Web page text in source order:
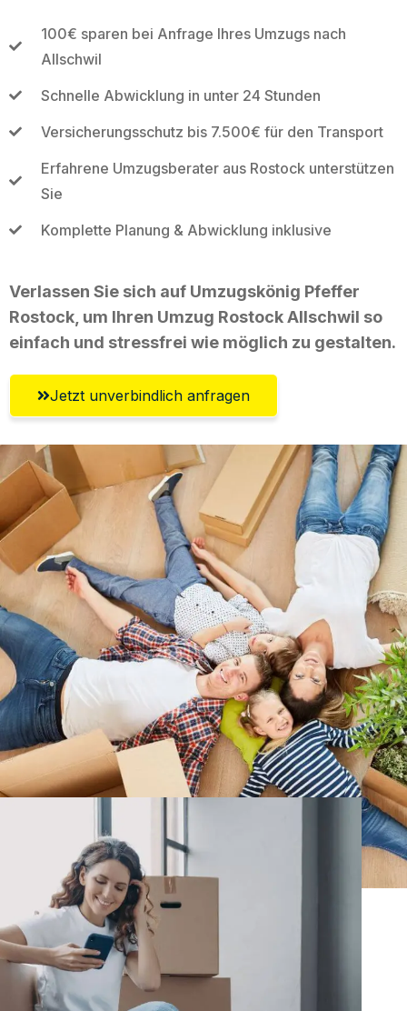
100€ sparen bei Anfrage Ihres Umzugs nach
Allschwil
Schnelle Abwicklung in unter 24 Stunden
Versicherungsschutz bis 7.500€ für den Transport
Erfahrene Umzugsberater aus Rostock unterstützen
Sie
Komplette Planung & Abwicklung inklusive
Verlassen Sie sich auf Umzugskönig Pfeffer
Rostock, um Ihren Umzug Rostock Allschwil so
einfach und stressfrei wie möglich zu gestalten.
Jetzt unverbindlich anfragen